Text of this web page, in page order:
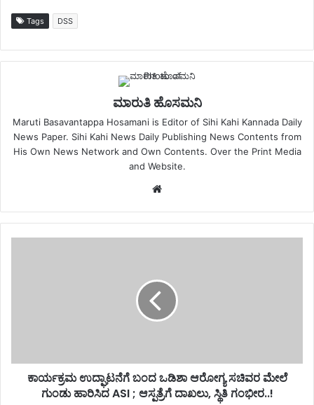
Tags DSS
ಮಾರುತಿ ಹೊಸಮನಿ
Maruti Basavantappa Hosamani is Editor of Sihi Kahi Kannada Daily
News Paper. Sihi Kahi News Daily Publishing News Contents from
His Own News Network and Own Contents. Over the Print Media
and Website.
Website
ಕಾರ್ಯಕ್ರಮ ಉದ್ಘಾಟನೆಗೆ ಬಂದ ಒಡಿಶಾ ಆರೋಗ್ಯ ಸಚಿವರ ಮೇಲೆ
ಗುಂಡು ಹಾರಿಸಿದ ASI ; ಆಸ್ಪತ್ರೆಗೆ ದಾಖಲು, ಸ್ಥಿತಿ ಗಂಭೀರ..!